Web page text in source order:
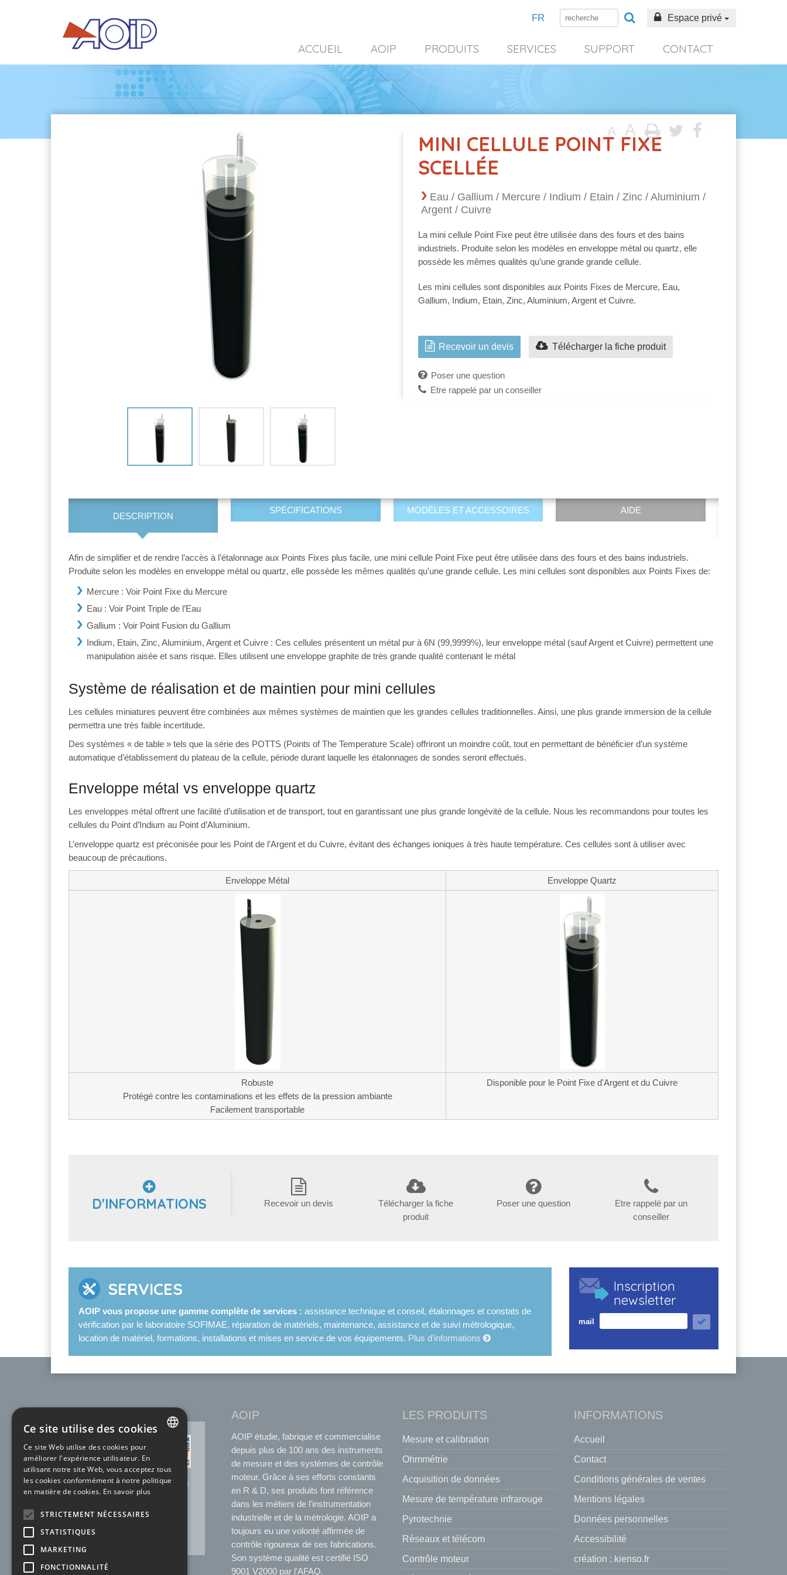
FR Espace privé
ACCUEIL AOIP PRODUITS SERVICES SUPPORT CONTACT
A A
MINI CELLULE POINT FIXE
SCELLÉE
Eau / Gallium / Mercure / Indium / Etain / Zinc / Aluminium /
Argent / Cuivre
La mini cellule Point Fixe peut être utilisée dans des fours et des bains
industriels. Produite selon les modèles en enveloppe métal ou quartz, elle
possède les mêmes qualités qu’une grande grande cellule.
Les mini cellules sont disponibles aux Points Fixes de Mercure, Eau,
Gallium, Indium, Etain, Zinc, Aluminium, Argent et Cuivre.
Recevoir un devis Télécharger la fiche produit
Poser une question
Etre rappelé par un conseiller
DESCRIPTION
SPÉCIFICATIONS MODÈLES ET ACCESSOIRES AIDE
Afin de simplifier et de rendre l’accès à l’étalonnage aux Points Fixes plus facile, une mini cellule Point Fixe peut être utilisée dans des fours et des bains industriels.
Produite selon les modèles en enveloppe métal ou quartz, elle possède les mêmes qualités qu'une grande cellule. Les mini cellules sont disponibles aux Points Fixes de:
Mercure : Voir Point Fixe du Mercure
Eau : Voir Point Triple de l’Eau
Gallium : Voir Point Fusion du Gallium
Indium, Etain, Zinc, Aluminium, Argent et Cuivre : Ces cellules présentent un métal pur à 6N (99,9999%), leur enveloppe métal (sauf Argent et Cuivre) permettent une
manipulation aisée et sans risque. Elles utilisent une enveloppe graphite de très grande qualité contenant le métal
Système de réalisation et de maintien pour mini cellules
Les cellules miniatures peuvent être combinées aux mêmes systèmes de maintien que les grandes cellules traditionnelles. Ainsi, une plus grande immersion de la cellule
permettra une très faible incertitude.
Des systèmes « de table » tels que la série des POTTS (Points of The Temperature Scale) offriront un moindre coût, tout en permettant de bénéficier d’un système
automatique d’établissement du plateau de la cellule, période durant laquelle les étalonnages de sondes seront effectués.
Enveloppe métal vs enveloppe quartz
Les enveloppes métal offrent une facilité d’utilisation et de transport, tout en garantissant une plus grande longévité de la cellule. Nous les recommandons pour toutes les
cellules du Point d’Indium au Point d’Aluminium.
L’enveloppe quartz est préconisée pour les Point de l’Argent et du Cuivre, évitant des échanges ioniques à très haute température. Ces cellules sont à utiliser avec
beaucoup de précautions.
Enveloppe Métal Enveloppe Quartz
Robuste
Protégé contre les contaminations et les effets de la pression ambiante
Facilement transportable
Disponible pour le Point Fixe d'Argent et du Cuivre
D'INFORMATIONS Recevoir un devis
Télécharger la fiche
produit
Poser une question
Etre rappelé par un
conseiller
SERVICES
AOIP vous propose une gamme complète de services : assistance technique et conseil, étalonnages et constats de
vérification par le laboratoire SOFIMAE, réparation de matériels, maintenance, assistance et de suivi métrologique,
location de matériel, formations, installations et mises en service de vos équipements. Plus d’informations
Inscription
newsletter
mail
COFRAC
N°2.1525 * Température
N°2.1144* Electricité-Magnétisme
N°2.1227 * Temps Fréquence
site de Ris-Orangis
www.cofrac.fr
AOIP
AOIP étudie, fabrique et commercialise
depuis plus de 100 ans des instruments
de mesure et des systèmes de contrôle
moteur. Grâce à ses efforts constants
en R & D, ses produits font référence
dans les métiers de l'instrumentation
industrielle et de la métrologie. AOIP a
toujours eu une volonté affirmée de
contrôle rigoureux de ses fabrications.
Son système qualité est certifié ISO
9001 V2000 par l'AFAQ.
LES PRODUITS
Mesure et calibration
Ohmmétrie
Acquisition de données
Mesure de température infrarouge
Pyrotechnie
Réseaux et télécom
Contrôle moteur
INFORMATIONS
Accueil
Contact
Conditions générales de ventes
Mentions légales
Données personnelles
Accessibilité
création : kienso.fr
FRENCH
Ce site utilise des cookies
Ce site Web utilise des cookies pour
améliorer l'expérience utilisateur. En
utilisant notre site Web, vous acceptez tous
les cookies conformément à notre politique
en matière de cookies. En savoir plus
STRICTEMENT NÉCESSAIRES
STATISTIQUES
MARKETING
FONCTIONNALITÉ